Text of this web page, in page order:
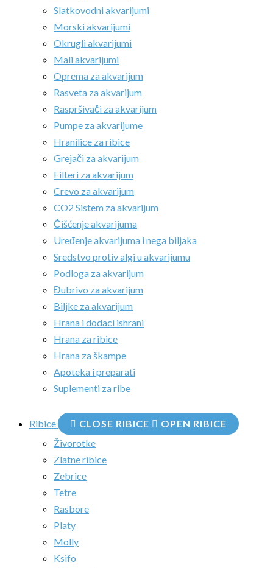
Slatkovodni akvarijumi
Morski akvarijumi
Okrugli akvarijumi
Mali akvarijumi
Oprema za akvarijum
Rasveta za akvarijum
Raspršivači za akvarijum
Pumpe za akvarijume
Hranilice za ribice
Grejači za akvarijum
Filteri za akvarijum
Crevo za akvarijum
CO2 Sistem za akvarijum
Čišćenje akvarijuma
Uređenje akvarijuma i nega biljaka
Sredstvo protiv algi u akvarijumu
Podloga za akvarijum
Đubrivo za akvarijum
Biljke za akvarijum
Hrana i dodaci ishrani
Hrana za ribice
Hrana za škampe
Apoteka i preparati
Suplementi za ribe
Ribice CLOSE RIBICE
OPEN RIBICE
Živorotke
Zlatne ribice
Zebrice
Tetre
Rasbore
Platy
Molly
Ksifo